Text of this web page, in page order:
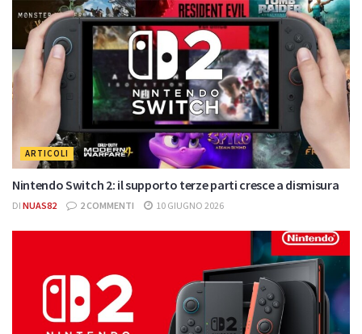
ARTICOLI
Nintendo Switch 2: il supporto terze parti cresce a dismisura
DI NUAS82 2 COMMENTI 10 GIUGNO 2026